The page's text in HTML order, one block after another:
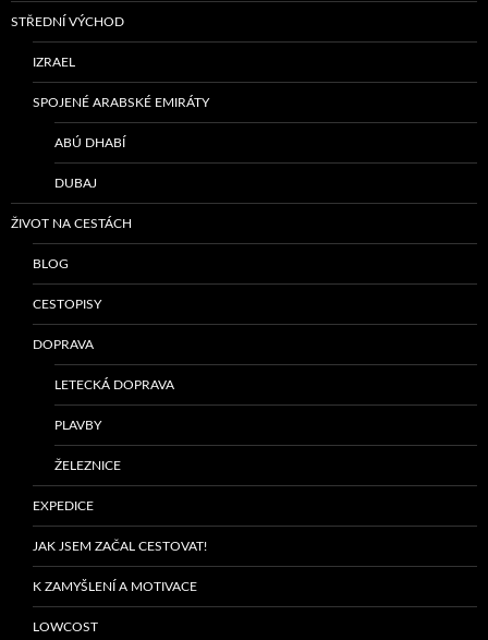
STŘEDNÍ VÝCHOD
IZRAEL
SPOJENÉ ARABSKÉ EMIRÁTY
ABÚ DHABÍ
DUBAJ
ŽIVOT NA CESTÁCH
BLOG
CESTOPISY
DOPRAVA
LETECKÁ DOPRAVA
PLAVBY
ŽELEZNICE
EXPEDICE
JAK JSEM ZAČAL CESTOVAT!
K ZAMYŠLENÍ A MOTIVACE
LOWCOST